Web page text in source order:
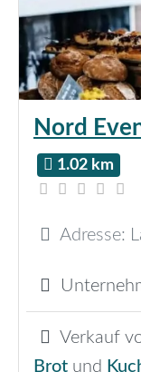
Nord
1.02 km
Adresse:
Verkauf
Brot und